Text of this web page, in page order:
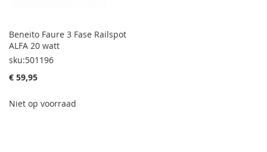
Beneito Faure 3 Fase Railspot
ALFA 20 watt
sku:501196
€ 59,95
Niet op voorraad